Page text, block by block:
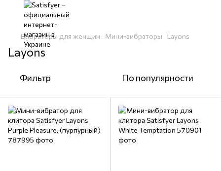
Вибраторы для женщин Мини-вибраторы Layons
Layons
Фильтр По популярности